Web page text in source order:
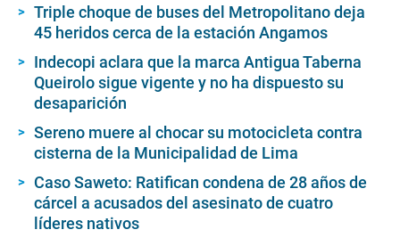
Triple choque de buses del Metropolitano deja
45 heridos cerca de la estación Angamos
Indecopi aclara que la marca Antigua Taberna
Queirolo sigue vigente y no ha dispuesto su
desaparición
Sereno muere al chocar su motocicleta contra
cisterna de la Municipalidad de Lima
Caso Saweto: Ratifican condena de 28 años de
cárcel a acusados del asesinato de cuatro
líderes nativos